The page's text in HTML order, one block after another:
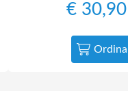
€ 30,90